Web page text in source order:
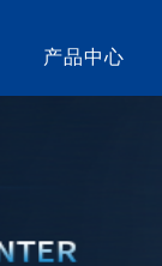
产品中心